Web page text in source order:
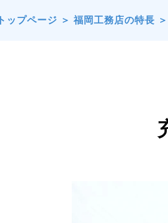
トップページ ＞ 福岡工務店の特長 ＞